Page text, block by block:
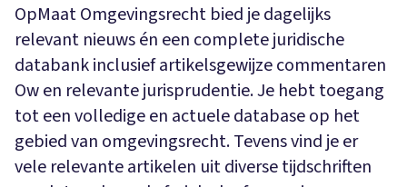
OpMaat Omgevingsrecht bied je dagelijks
relevant nieuws én een complete juridische
databank inclusief artikelsgewijze commentaren
Ow en relevante jurisprudentie. Je hebt toegang
tot een volledige en actuele database op het
gebied van omgevingsrecht. Tevens vind je er
vele relevante artikelen uit diverse tijdschriften